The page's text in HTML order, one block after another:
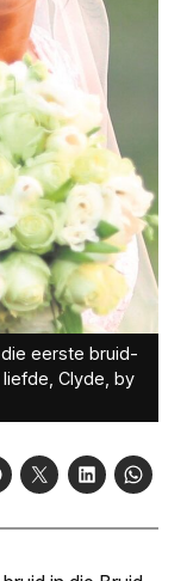
eerste bruid-
Clyde, by